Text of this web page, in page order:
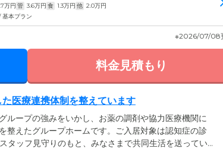
万円 管 3.6万円 食 1.3万円 他 2.0万円
基本プラン
※2026/07/08
料金見積もり
医療連携体制を整えています
ループの強みをいかし、お薬の調剤や協力医療機関に
整えたグループホームです。ご入居対象は認知症の診
タッフ見守りのもと、みなさまで共同生活を送ってい